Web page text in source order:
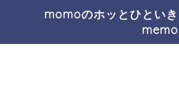
momoのホッとひとい
memo